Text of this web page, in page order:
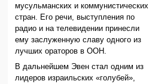
мусульманских и коммунистических
стран. Его речи, выступления по
радио и на телевидении принесли
ему заслуженную славу одного из
лучших ораторов в ООН.
В дальнейшем Эвен стал одним из
лидеров израильских «голубей»,